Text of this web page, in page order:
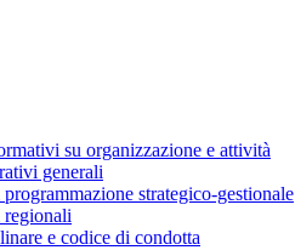
su organizzazione e attività
generali
strategico-gestionale
regionali
e codice di condotta